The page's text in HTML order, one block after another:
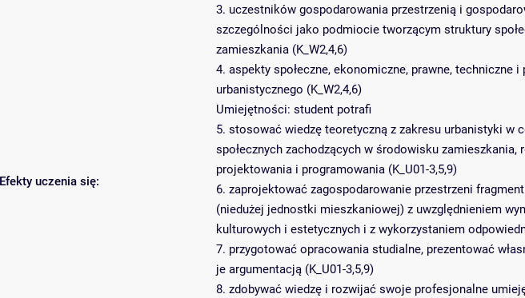
Efekty uczenia się:
3. uczestników gospodarowania przestrzenią i
szczególności jako podmiocie tworzącym struktury
zamieszkania (K_W2,4,6)
4. aspekty społeczne, ekonomiczne, prawne,
urbanistycznego (K_W2,4,6)
Umiejętności: student potrafi
5. stosować wiedzę teoretyczną z zakresu urbanistyki w
społecznych zachodzących w środowisku
projektowania i programowania (K_U01-3,5,9)
6. zaprojektować zagospodarowanie przestrzeni
(niedużej jednostki mieszkaniowej) z uwzględnieniem
kulturowych i estetycznych i z wykorzystaniem
7. przygotować opracowania studialne, prezentować
je argumentacją (K_U01-3,5,9)
8. zdobywać wiedzę i rozwijać swoje profesjonalne